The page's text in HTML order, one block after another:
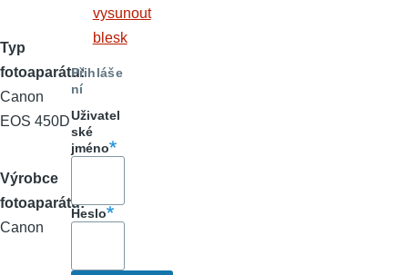
Typ
fotoaparátu
Canon
EOS 450D
Výrobce
fotoaparátu
Canon
vysunout
blesk
Přihláše
ní
Uživatel
ské
jméno
Heslo